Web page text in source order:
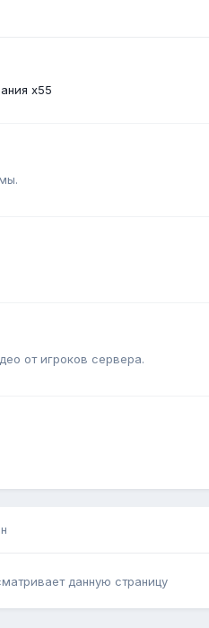
x55
от игроков сервера.
данную страницу